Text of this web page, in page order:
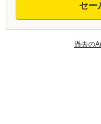
セー
過去の